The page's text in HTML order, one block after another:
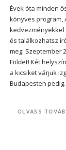
Évek óta minden
könyves program,
kedvezményekkel
és találkozhatsz
meg. Szeptember
Földet! Két
a kicsiket várjuk
Budapesten
OLVASS